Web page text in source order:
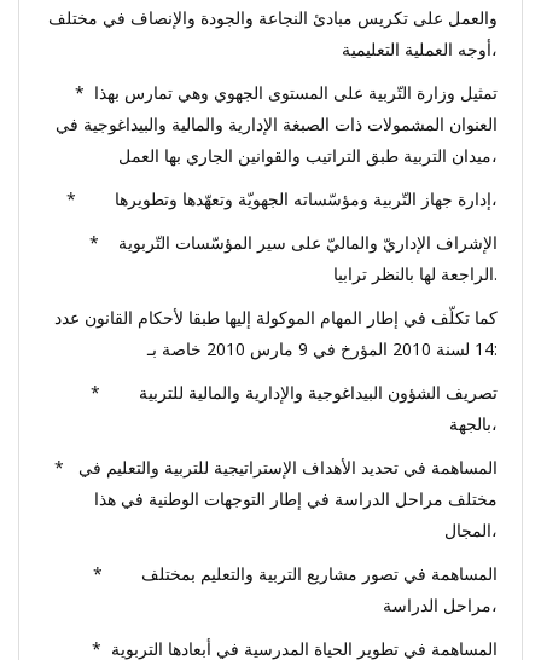
والعمل على تكريس مبادئ النجاعة والجودة والإنصاف في مختلف
أوجه العملية التعليمية،
* تمثيل وزارة التّربية على المستوى الجهوي وهي تمارس بهذا
العنوان المشمولات ذات الصبغة الإدارية والمالية والبيداغوجية في
ميدان التربية طبق التراتيب والقوانين الجاري بها العمل،
* إدارة جهاز التّربية ومؤسّساته الجهويّة وتعهّدها وتطويرها،
* الإشراف الإداريّ والماليّ على سير المؤسّسات التّربوية
الراجعة لها بالنظر ترابيا.
كما تكلّف في إطار المهام الموكولة إليها طبقا لأحكام القانون عدد
14 لسنة 2010 المؤرخ في 9 مارس 2010 خاصة بـ:
* تصريف الشؤون البيداغوجية والإدارية والمالية للتربية
بالجهة،
* المساهمة في تحديد الأهداف الإستراتيجية للتربية والتعليم في
مختلف مراحل الدراسة في إطار التوجهات الوطنية في هذا
المجال،
* المساهمة في تصور مشاريع التربية والتعليم بمختلف
مراحل الدراسة،
* المساهمة في تطوير الحياة المدرسية في أبعادها التربوية